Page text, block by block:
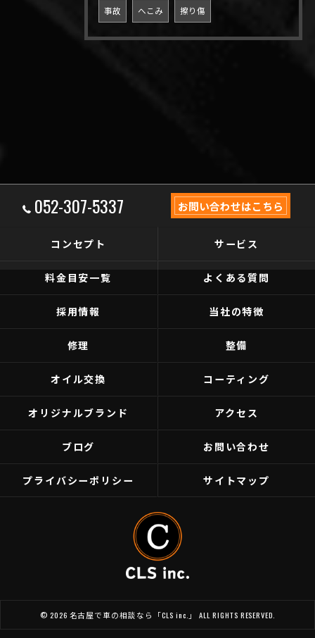
事故 へこみ 擦り傷
052-307-5337 お問い合わせはこちら
コンセプト サービス
料金目安一覧 よくある質問
採用情報 当社の特徴
修理 整備
オイル交換 コーティング
オリジナルブランド アクセス
ブログ お問い合わせ
プライバシーポリシー サイトマップ
© 2026 名古屋で車の相談なら「CLS inc.」 ALL RIGHTS RESERVED.